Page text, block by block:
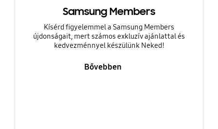
Samsung Members
Kísérd figyelemmel a Samsung Members
újdonságait, mert számos exkluzív ajánlattal és
kedvezménnyel készülünk Neked!
Bővebben